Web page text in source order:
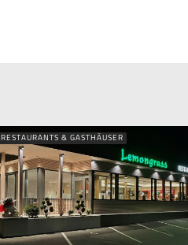
RESTAURANTS & GASTHÄUSER